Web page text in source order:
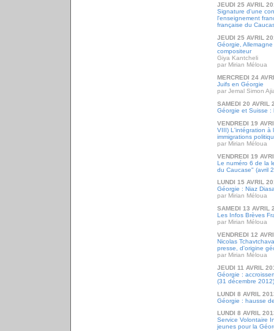
JEUDI 25 AVRIL
Signature d'une
l'enseignement
française du
JEUDI 25 AVRIL
Géorgie,
compositeur
Giya Kantcheli
par Mirian Méloua
MERCREDI 24
Juifs en Géorgie
par Jemal Simon
SAMEDI 20 AVRIL
Géorgie et Suisse :
VENDREDI 19
VIII) L'intégration à
immigrations
par Mirian Méloua
VENDREDI 19
Le numéro 6 de la
du Caucase" (avril
LUNDI 15 AVRIL
Géorgie : Niaz
par Mirian Méloua
SAMEDI 13 AVRIL
Les Infos Brèves
par Mirian Méloua
VENDREDI 12
Nicolas
presse, d'origine
par Mirian Méloua
JEUDI 11 AVRIL
Géorgie :
(31 décembre 2012)
LUNDI 8 AVRIL
Géorgie : hausse
LUNDI 8 AVRIL
Service Volontaire
jeunes pour la